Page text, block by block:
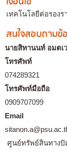
เทคโนโลยีต่อรองร
สนใจสอบถามข้
นายสิทานนท์ อมตเ
โทรศัพท์
074289321
โทรศัพท์มือถือ
0909707099
Email
ศูนย์ทรัพย์สินทาง